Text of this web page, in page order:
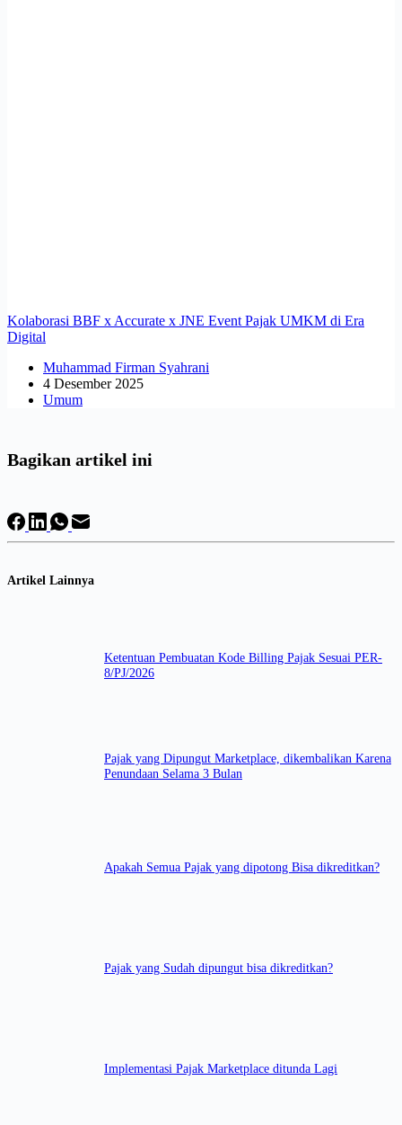
Kolaborasi BBF x Accurate x JNE Event Pajak UMKM di Era
Digital
Muhammad Firman Syahrani
4 Desember 2025
Umum
Bagikan artikel ini
Artikel Lainnya
Ketentuan Pembuatan Kode Billing Pajak Sesuai PER-
8/PJ/2026
Pajak yang Dipungut Marketplace, dikembalikan Karena
Penundaan Selama 3 Bulan
Apakah Semua Pajak yang dipotong Bisa dikreditkan?
Pajak yang Sudah dipungut bisa dikreditkan?
Implementasi Pajak Marketplace ditunda Lagi